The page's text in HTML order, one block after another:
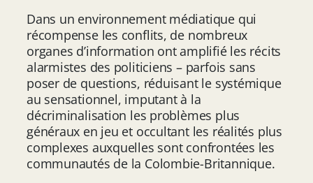
Dans un environnement médiatique qui
récompense les conflits, de nombreux
organes d’information ont amplifié les récits
alarmistes des politiciens – parfois sans
poser de questions, réduisant le systémique
au sensationnel, imputant à la
décriminalisation les problèmes plus
généraux en jeu et occultant les réalités plus
complexes auxquelles sont confrontées les
communautés de la Colombie-Britannique.